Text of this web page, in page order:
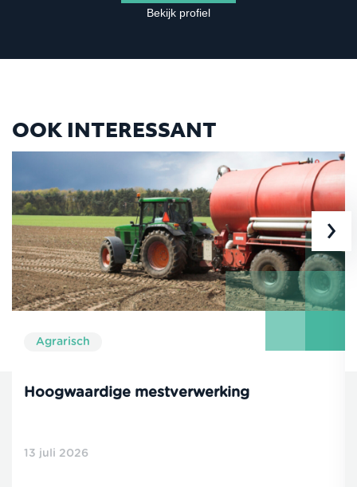
Bekijk profiel
OOK INTERESSANT
Agrarisch
Hoogwaardige mestverwerking
13 juli 2026
›